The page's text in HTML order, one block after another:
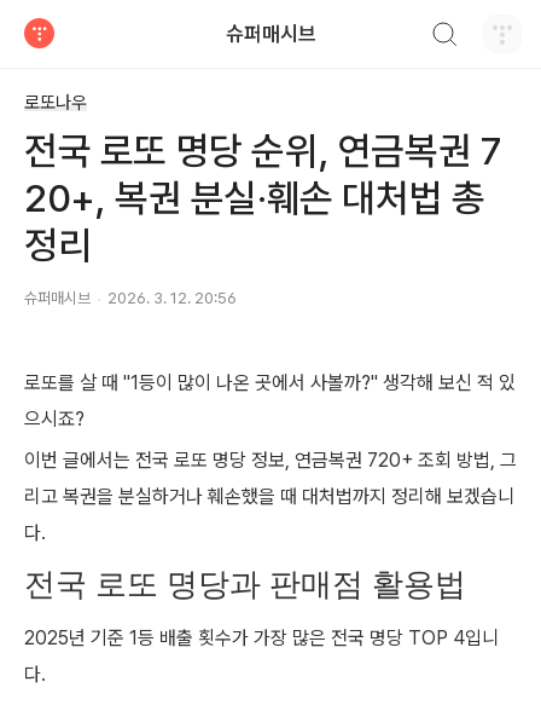
슈퍼매시브
로또나우
전국 로또 명당 순위, 연금복권 7
20+, 복권 분실·훼손 대처법 총
정리
슈퍼매시브 2026. 3. 12. 20:56
로또를 살 때 "1등이 많이 나온 곳에서 사볼까?" 생각해 보신 적 있
으시죠?
이번 글에서는 전국 로또 명당 정보, 연금복권 720+ 조회 방법, 그
리고 복권을 분실하거나 훼손했을 때 대처법까지 정리해 보겠습니
다.
전국 로또 명당과 판매점 활용법
2025년 기준 1등 배출 횟수가 가장 많은 전국 명당 TOP 4입니
다.